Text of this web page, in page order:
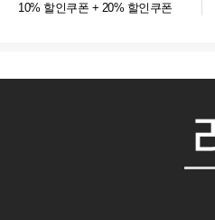
10% 할인쿠폰 + 20% 할인쿠폰